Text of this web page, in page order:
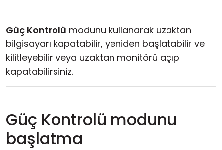
Güç Kontrolü modunu kullanarak uzaktan
bilgisayarı kapatabilir, yeniden başlatabilir ve
kilitleyebilir veya uzaktan monitörü açıp
kapatabilirsiniz.
Güç Kontrolü modunu
başlatma